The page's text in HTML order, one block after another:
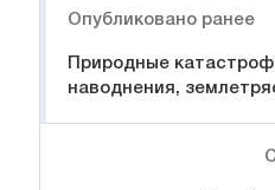
Опубликовано ранее
Природные
наводнения,